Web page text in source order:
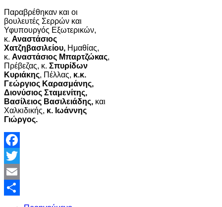
Παραβρέθηκαν και οι
βουλευτές Σερρών και
Υφυπουργός Εξωτερικών,
κ. Αναστάσιος
Χατζηβασιλείου, Ημαθίας,
κ. Αναστάσιος Μπαρτζώκας,
Πρέβεζας, κ. Σπυρίδων
Κυριάκης, Πέλλας, κ.κ.
Γεώργιος Καρασμάνης,
Διονύσιος Σταμενίτης,
Βασίλειος Βασιλειάδης, και
Χαλκιδικής, κ. Ιωάννης
Γιώργος.
Facebook
Twitter
Email
Share